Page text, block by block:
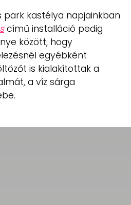
kastélya napjainkban
című installáció pedig
között, hogy
egyébként
is kialakítottak a
a víz sárga